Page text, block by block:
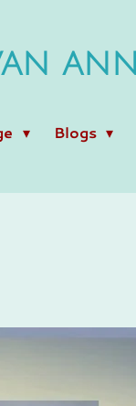
ANN
Blogs